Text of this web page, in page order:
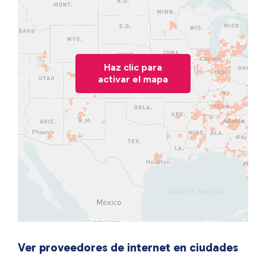
Haz clic para
activar el mapa
Ver proveedores de internet en ciudades